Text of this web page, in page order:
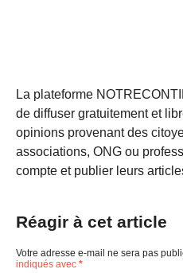
La plateforme
de diffuser gratuitement et
opinions provenant des
associations, ONG ou
compte et publier leurs
Réagir à cet article
Votre adresse e-mail ne sera pas
indiqués avec *